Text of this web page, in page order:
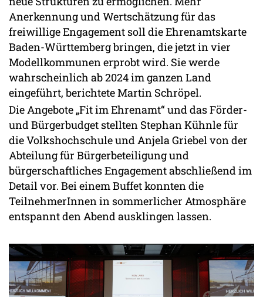
Anerkennung und Wertschätzung für das
freiwillige Engagement soll die Ehrenamtskarte
Baden-Württemberg bringen, die jetzt in vier
Modellkommunen erprobt wird. Sie werde
wahrscheinlich ab 2024 im ganzen Land
eingeführt, berichtete Martin Schröpel.
Die Angebote „Fit im Ehrenamt“ und das Förder-
und Bürgerbudget stellten Stephan Kühnle für
die Volkshochschule und Anjela Griebel von der
Abteilung für Bürgerbeteiligung und
bürgerschaftliches Engagement abschließend im
Detail vor. Bei einem Buffet konnten die
TeilnehmerInnen in sommerlicher Atmosphäre
entspannt den Abend ausklingen lassen.